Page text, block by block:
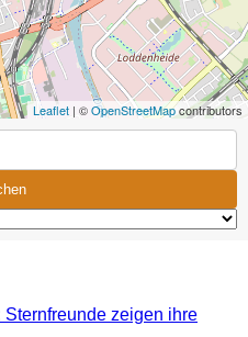
Leaflet | ©OpenStreetMapcontributors